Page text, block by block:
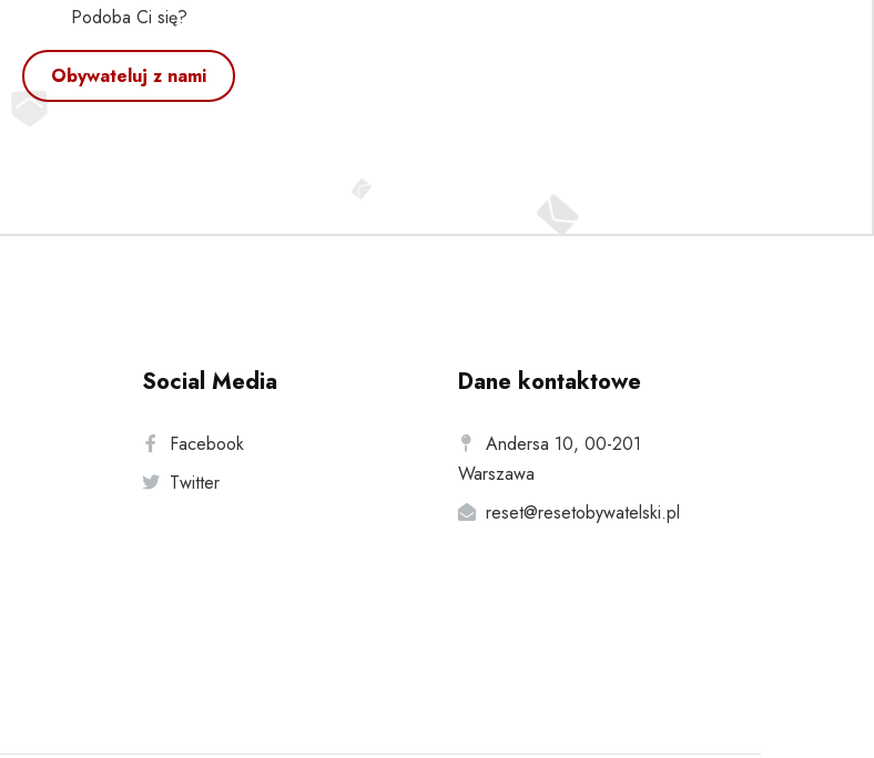
Podoba Ci się?
Obywateluj z nami
Social Media
Facebook
Twitter
Dane kontaktowe
Andersa 10, 00-201
Warszawa
reset@resetobywatelski.pl